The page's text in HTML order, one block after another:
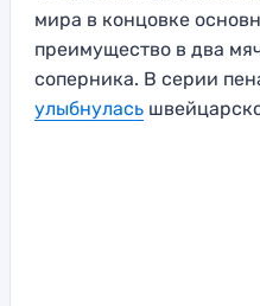
мира в концовке
преимущество в два
соперника. В серии
улыбнулась